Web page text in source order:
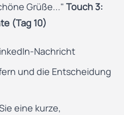
Grüße..." Touch 3:
(Tag 10)
Nachricht
und die Entscheidung
eine kurze,